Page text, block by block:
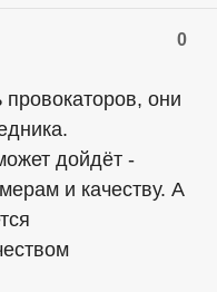
0
они
дойдёт -
и качеству. А